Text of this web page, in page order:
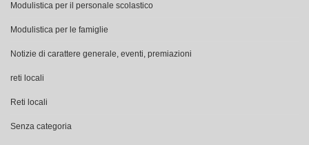
Modulistica per il personale scolastico
Modulistica per le famiglie
Notizie di carattere generale, eventi, premiazioni
reti locali
Reti locali
Senza categoria